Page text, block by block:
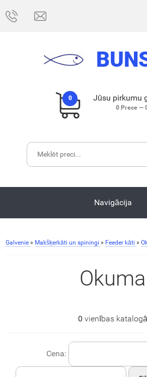
0 Jūsu pirkumu
0Prece —
Navigācija
Galvenie » Makšķerkāti un spiningi » Feeder kāti »
Okuma
0 vienības katalogā
Cena: